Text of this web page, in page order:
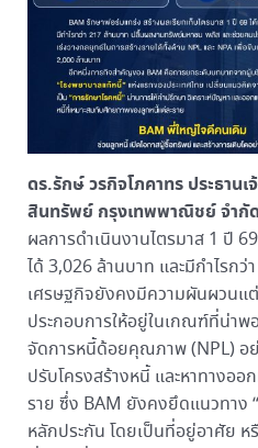
ดร.รักษ์ วรกิจโภคาทร ประธาน
สินทรัพย์ กรุงเทพพาณิชย์ จำกั
ผลการดำเนินงานไตรมาส 1 ปี
ได้ 3,026 ล้านบาท และมีกำไรกว่
เศรษฐกิจยังคงมีความผันผวนแ
ประกอบการให้อยู่ในเกณฑ์ที่น่าพ
จัดการหนี้ด้อยคุณภาพ (NPL) อย่
ปรับโครงสร้างหนี้ และหาทางออ
ราย ซึ่ง BAM ยังคงยึดแนวทาง
หลักประกัน โดยเป็นที่อยู่อาศัย